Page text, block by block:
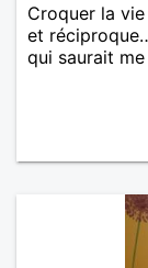
Croquer la
et
qui saurait